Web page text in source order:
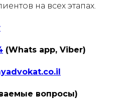
на всех этапах.
(Whats app, Viber)
вопросы)